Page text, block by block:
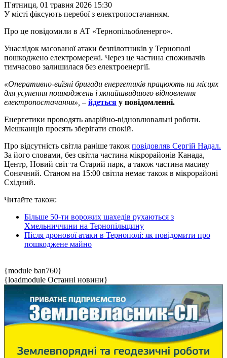
П'ятниця, 01 травня 2026 15:30
У місті фіксують перебої з електропостачанням.
Про це повідомили в АТ «Тернопільобленерго».
Унаслідок масованої атаки безпілотників у Тернополі
пошкоджено електромережі. Через це частина споживачів
тимчасово залишилася без електроенергії.
«Оперативно-виїзні бригади енергетиків працюють на місцях
для усунення пошкоджень і якнайшвидшого відновлення
електропостачання», – йдеться у повідомленні.
Енергетики проводять аварійно-відновлювальні роботи.
Мешканців просять зберігати спокій.
Про відсутність світла раніше також повідовляв Сергій Надал.
За його словами, без світла частина мікрорайонів Канада,
Центр, Новий світ та Старий парк, а також частина масиву
Сонячний. Станом на 15:00 світла немає також в мікрорайоні
Східний.
Читайте також:
Більше 50-ти ворожих шахедів рухаються з
Хмельниччини на Тернопільщину
Після дронової атаки в Тернополі: як повідомити про
пошкоджене майно
{module ban760}
{loadmodule Останні новини}